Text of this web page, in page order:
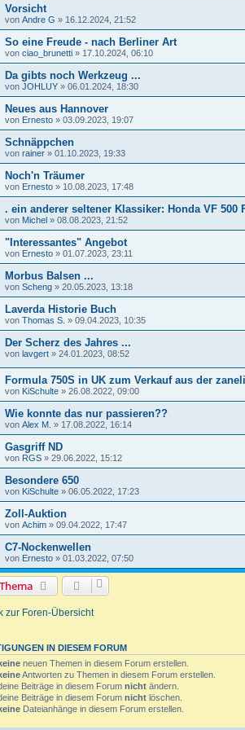
Vorsicht
von Andre G » 16.12.2024, 21:52
So eine Freude - nach Berliner Art
von ciao_brunetti » 17.10.2024, 06:10
Da gibts noch Werkzeug ...
von JOHLUY » 06.01.2024, 18:30
Neues aus Hannover
von Ernesto » 03.09.2023, 19:07
Schnäppchen
von rainer » 01.10.2023, 19:33
Noch'n Träumer
von Ernesto » 10.08.2023, 17:48
. ein anderer seltener Klassiker: Honda VF 500
von Michel » 08.08.2023, 21:52
"Interessantes" Angebot
von Ernesto » 01.07.2023, 23:11
Morbus Balsen ...
von Scheng » 20.05.2023, 13:18
Laverda Historie Buch
von Thomas S. » 09.04.2023, 10:35
Der Scherz des Jahres ...
von lavgert » 24.01.2023, 08:52
Formula 750S in UK zum Verkauf aus der
von KiSchulte » 26.08.2022, 09:00
Wie konnte das nur passieren??
von Alex M. » 17.08.2022, 16:14
Gasgriff ND
von RGS » 29.06.2022, 15:12
Besondere 650
von KiSchulte » 06.05.2022, 17:23
Zoll-Auktion
von Achim » 09.04.2022, 17:47
C7-Nockenwellen
von Ernesto » 01.03.2022, 07:50
zur Foren-Übersicht
IN DIESEM FORUM
neuen Themen in diesem Forum erstellen.
Antworten zu Themen in diesem Forum erstellen.
Beiträge in diesem Forum nicht ändern.
Beiträge in diesem Forum nicht löschen.
Dateianhänge in diesem Forum erstellen.